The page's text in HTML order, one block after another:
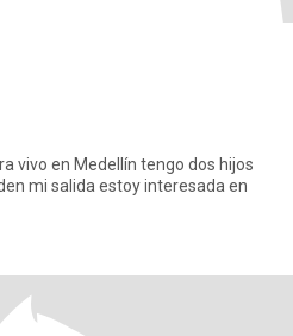
vivo en Medellín tengo dos hijos
mi salida estoy interesada en